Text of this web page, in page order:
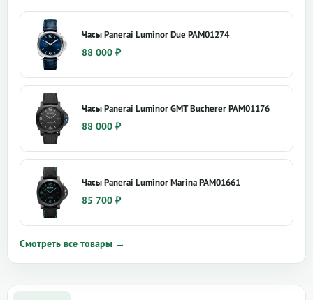
Часы Panerai Luminor Due PAM01274
88 000 ₽
Часы Panerai Luminor GMT Bucherer PAM01176
88 000 ₽
Часы Panerai Luminor Marina PAM01661
85 700 ₽
Смотреть все товары →